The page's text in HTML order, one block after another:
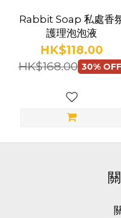
(1)
Rabbit Soap 私處香
護理泡泡液
HK$118.00
HK$168.00 30% OFF